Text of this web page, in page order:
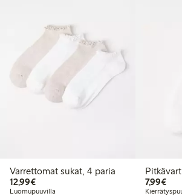
Varrettomat sukat, 4 paria
12,99€12,99 €
Luomupuuvilla
7,99€7,99